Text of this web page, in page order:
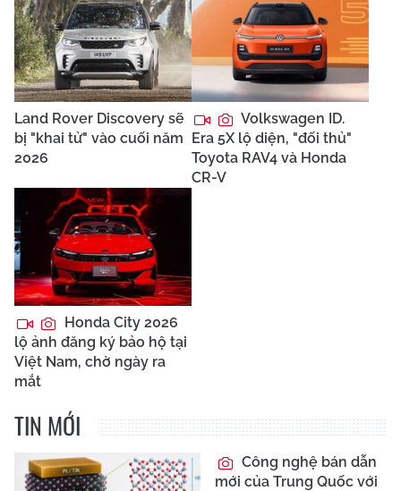
Land Rover Discovery sẽ
bị "khai tử" vào cuối năm
2026
Volkswagen ID.
Era 5X lộ diện, "đối thủ"
Toyota RAV4 và Honda
CR-V
Honda City 2026
lộ ảnh đăng ký bảo hộ tại
Việt Nam, chờ ngày ra
mắt
TIN MỚI
Công nghệ bán dẫn
mới của Trung Quốc với